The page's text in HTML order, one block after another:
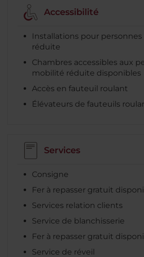
Accessibilité
Installations pour
réduite
Chambres accessibles aux
mobilité réduite disponibles
Accès en fauteuil roulant
Élévateurs de fauteuils
Services
Consigne
Fer à repasser gratuit
Services relation clients
Service de blanchisserie
Fer à repasser gratuit
Service de réveil